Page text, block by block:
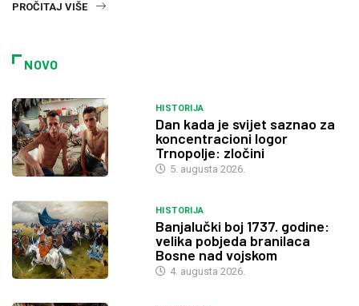
PROČITAJ VIŠE
NOVO
HISTORIJA
Dan kada je svijet saznao za
koncentracioni logor
Trnopolje: zločini
5. augusta 2026.
HISTORIJA
Banjalučki boj 1737. godine:
velika pobjeda branilaca
Bosne nad vojskom
4. augusta 2026.